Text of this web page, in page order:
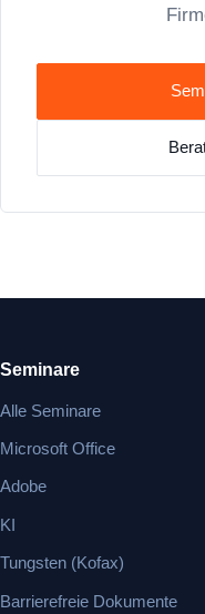
Seminare
Alle Seminare
Microsoft Office
Adobe
KI
Tungsten (Kofax)
Barrierefreie Dokumente